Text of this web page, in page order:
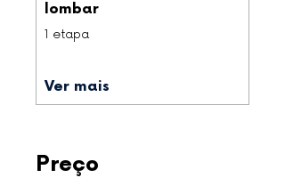
lombar
.1 etapa
Ver mais
Preço